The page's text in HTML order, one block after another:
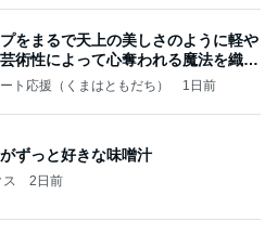
をまるで天上の美しさのように軽や
術性によって心奪われる魔法を織り
ト応援（くまはともだち） 1日前
ずっと好きな味噌汁
2日前